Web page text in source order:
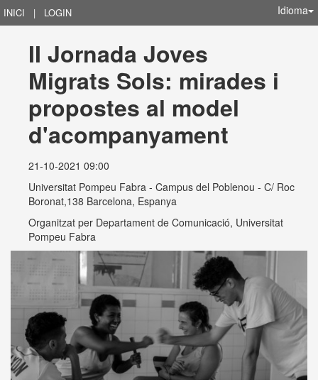
INICI | LOGIN Idioma
II Jornada Joves
Migrats Sols: mirades i
propostes al model
d'acompanyament
21-10-2021 09:00
Universitat Pompeu Fabra - Campus del Poblenou - C/ Roc
Boronat,138 Barcelona, Espanya
Organitzat per Departament de Comunicació, Universitat
Pompeu Fabra